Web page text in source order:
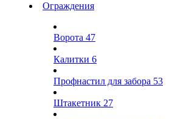
Ограждения
Ворота 47
Калитки 6
Профнастил для забора 53
Штакетник 27